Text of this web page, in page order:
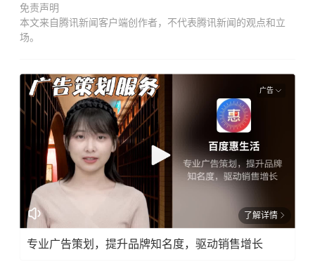
免责声明
本文来自腾讯新闻客户端创作者，不代表腾讯新闻的观点和立
场。
广告
了解详情
专业广告策划，提升品牌知名度，驱动销售增长